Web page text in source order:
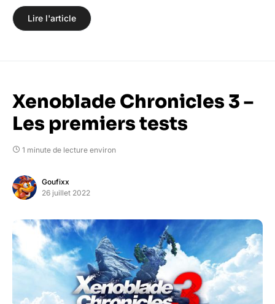
Lire l'article
Xenoblade Chronicles 3 –
Les premiers tests
1 minute de lecture environ
Goufixx
26 juillet 2022